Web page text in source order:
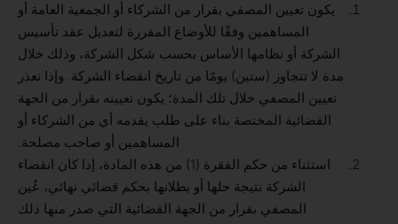
يكون تعيين المصفي بقرار من الشركاء أو الجمعية العامة أو
المساهمين وفقًا للأوضاع المقررة لتعديل عقد تأسيس
الشركة أو نظامها الأساس بحسب شكل الشركة، وذلك خلال
مدة لا تتجاوز (ستين) يومًا من تاريخ انقضاء الشركة. وإذا تعذر
تعيين المصفي خلال تلك المدة؛ يكون تعيينه بقرار من الجهة
القضائية المختصة بناء على طلب يقدمه أي من الشركاء أو
المساهمين أو صاحب مصلحة.
استثناء من حكم الفقرة (1) من هذه المادة، إذا كان انقضاء
الشركة نتيجة حلها أو بطلانها بحكم قضائي نهائي، عُين
المصفي بقرار من الجهة القضائية التي صدر منها ذلك